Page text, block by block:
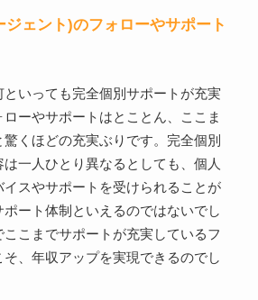
ジェント)のフォローやサポート
いっても完全個別サポートが充実
ローやサポートはとことん、ここま
くほどの充実ぶりです。完全個別
一人ひとり異なるとしても、個人
イスやサポートを受けられることが
ート体制といえるのではないでし
ここまでサポートが充実しているフ
、年収アップを実現できるのでし